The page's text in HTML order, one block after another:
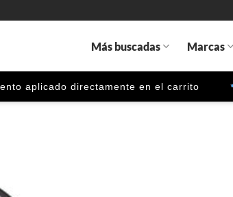
Más buscadas Marcas
aplicado directamente en el carrito